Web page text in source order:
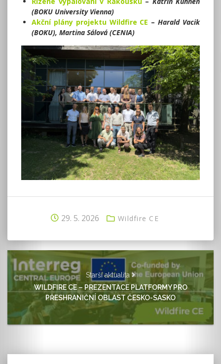
(BOKU University Vienna)
Akční plány projektu Wildfire CE –Harald Vacik
(BOKU), Martina Sálová (CENIA)
29. 5. 2026 Wildfire CE
Starší aktualita
WILDFIRE CE – PREZENTACE PLATFORMY PRO
PŘESHRANIČNÍ OBLAST ČESKO-SASKO